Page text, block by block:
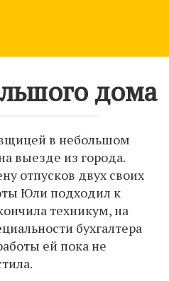
дома
в небольшом
выезде из города.
отпусков двух своих
Юли подходил к
техникум, на
бухгалтера
ей пока не